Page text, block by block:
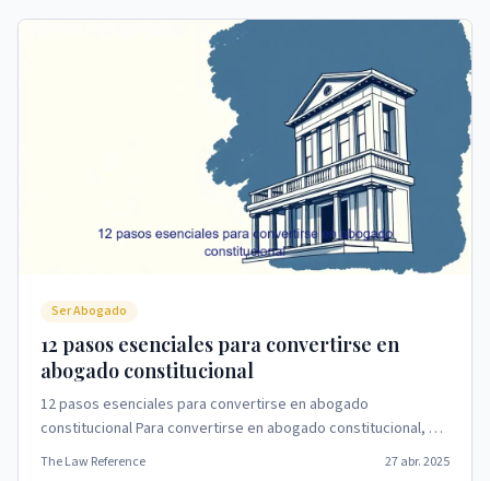
Ser Abogado
12 pasos esenciales para convertirse en
abogado constitucional
12 pasos esenciales para convertirse en abogado
constitucional Para convertirse en abogado constitucional, se
deben seguir algunos pasos esenciales.
The Law Reference 27 abr. 2025